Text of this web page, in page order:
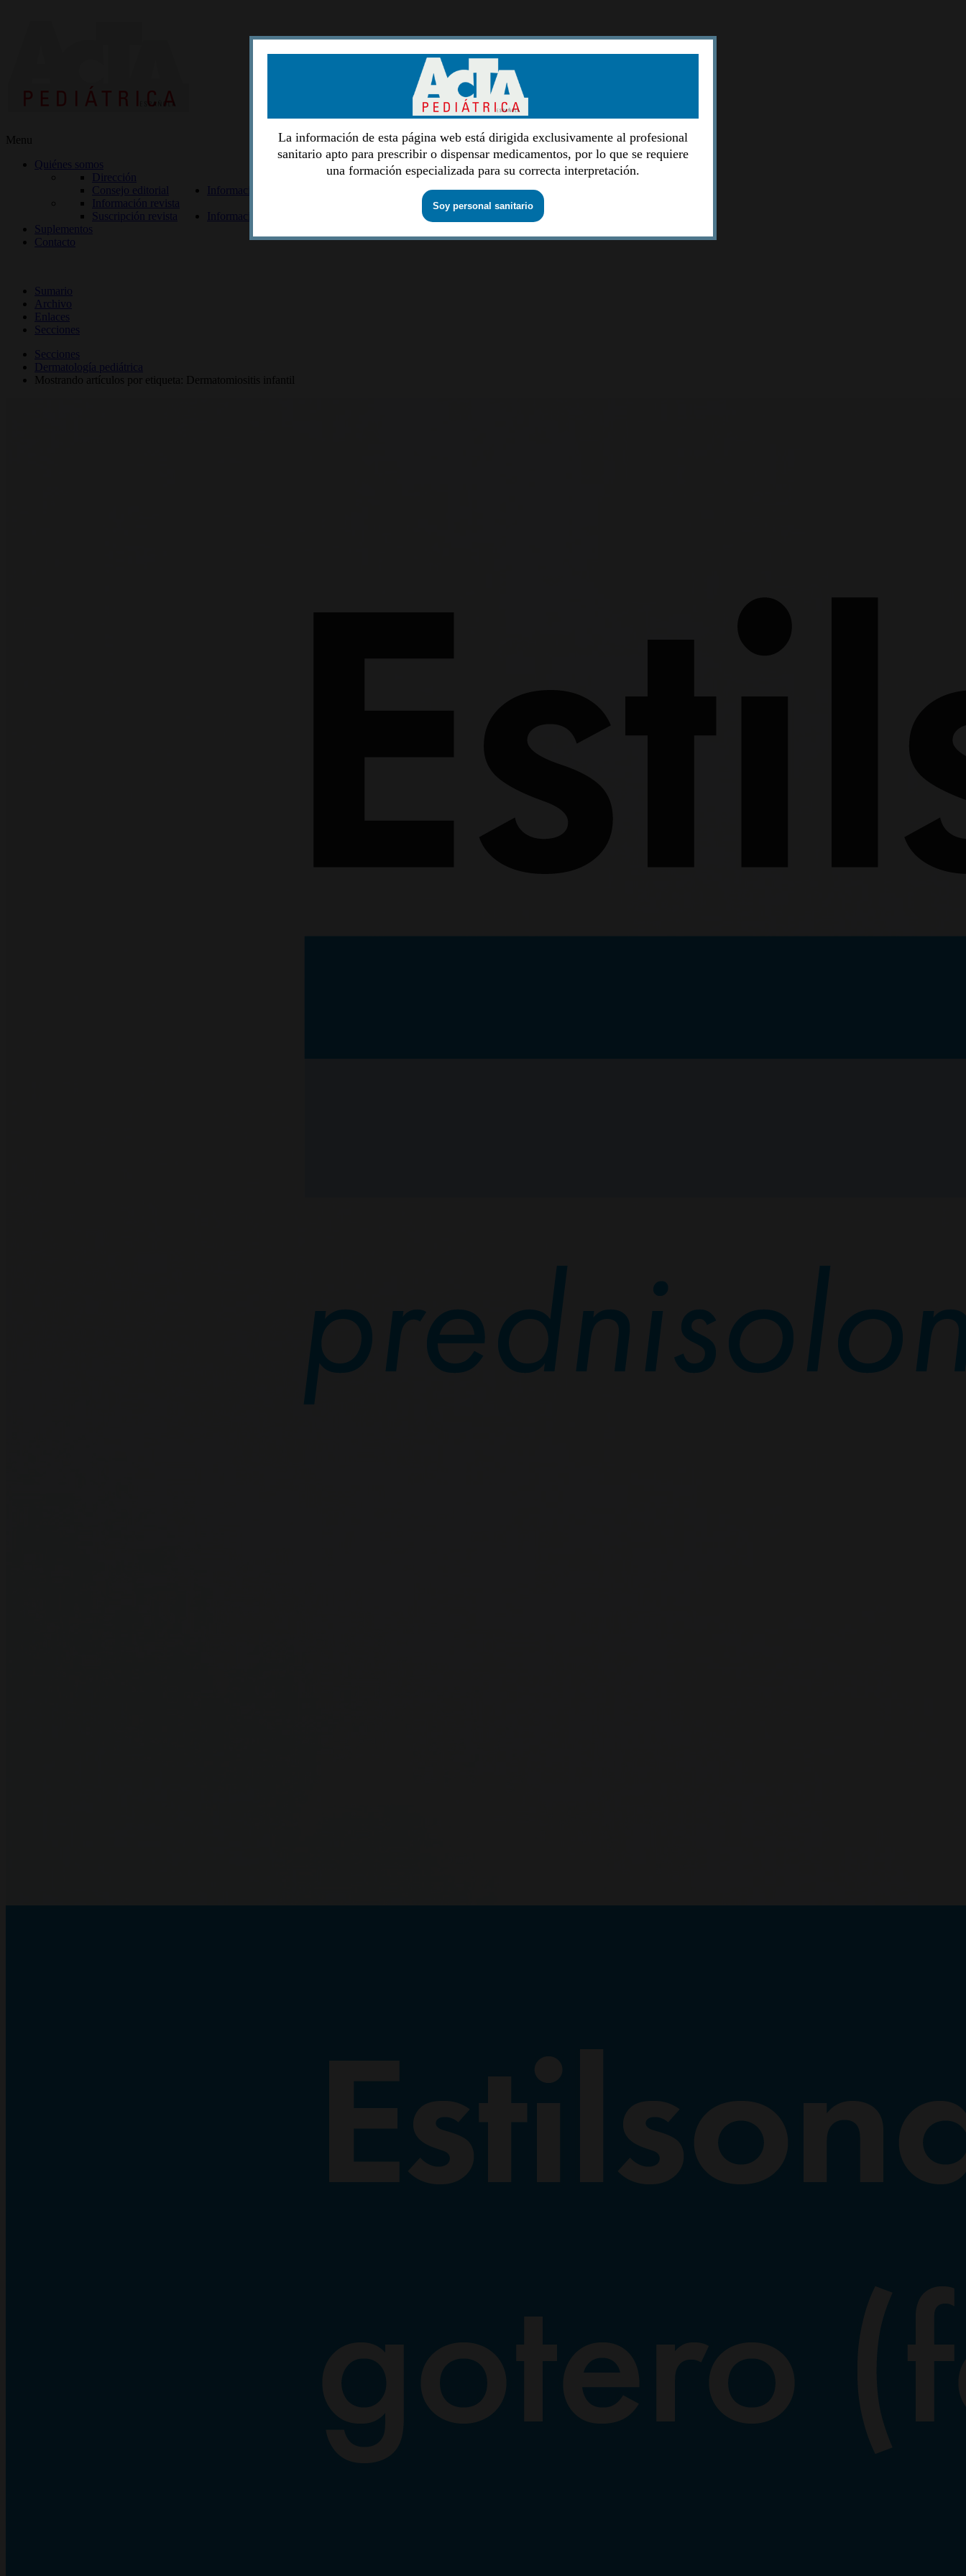
Menu
Quiénes somos
Dirección
Consejo editorial
Información lectores
Información revista
Suscripción revista
Información autores
Suplementos
Contacto
Sumario
Archivo
Enlaces
Secciones
Secciones
Dermatología pediátrica
Mostrando artículos por etiqueta: Dermatomiositis infantil
La información de esta página web está dirigida exclusivamente al profesional
sanitario apto para prescribir o dispensar medicamentos, por lo que se requiere
una formación especializada para su correcta interpretación.
Soy personal sanitario